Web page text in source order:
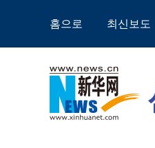
홈으로 최신보도